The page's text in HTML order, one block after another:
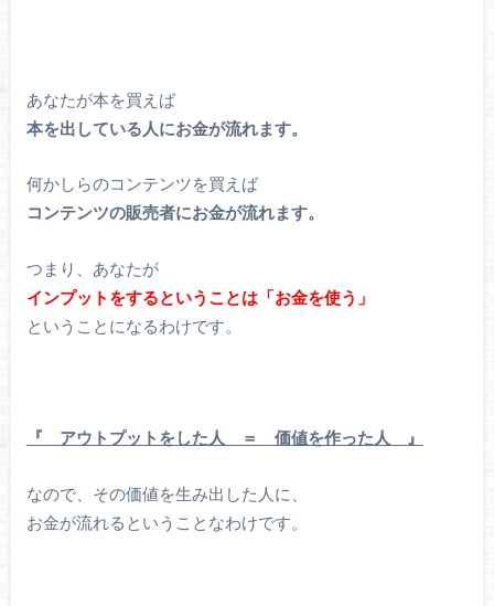
あなたが本を買えば
本を出している人にお金が流れます。
何かしらのコンテンツを買えば
コンテンツの販売者にお金が流れます。
つまり、あなたが
インプットをするということは「お金を使う」
ということになるわけです。
『 アウトプットをした人 ＝ 価値を作った人 』
なので、その価値を生み出した人に、
お金が流れるということなわけです。